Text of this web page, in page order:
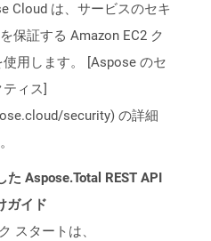
Cloud は、サービスのセキ
保証する Amazon EC2 ク
用します。 [Aspose のセ
ィス]
security) の詳細
た Aspose.Total REST API
ガイド
スタートは、